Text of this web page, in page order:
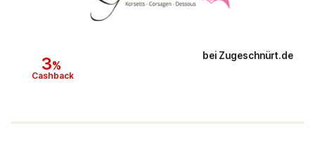
3%
Cashback
bei Zugeschnürt.de